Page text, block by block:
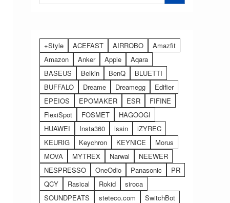
+Style ACEFAST AIRROBO
Amazfit
Amazon
Anker Apple
Aqara
BASEUS
Belkin BenQ
BLUETTI
BUFFALO
Dreame Dreamegg
Edifier
EPEIOS
EPOMAKER ESR
FIFINE
FlexiSpot
FOSMET
HAGOOGI
HUAWEI
Insta360 issin
iZYREC
KEURIG
Keychron KEYNICE
Morus
MOVA
MYTREX Narwal
NEEWER
NESPRESSO
OneOdio Panasonic
PR
QCY
Rasical Rokid
siroca
SOUNDPEATS
steteco.com
SwitchBot